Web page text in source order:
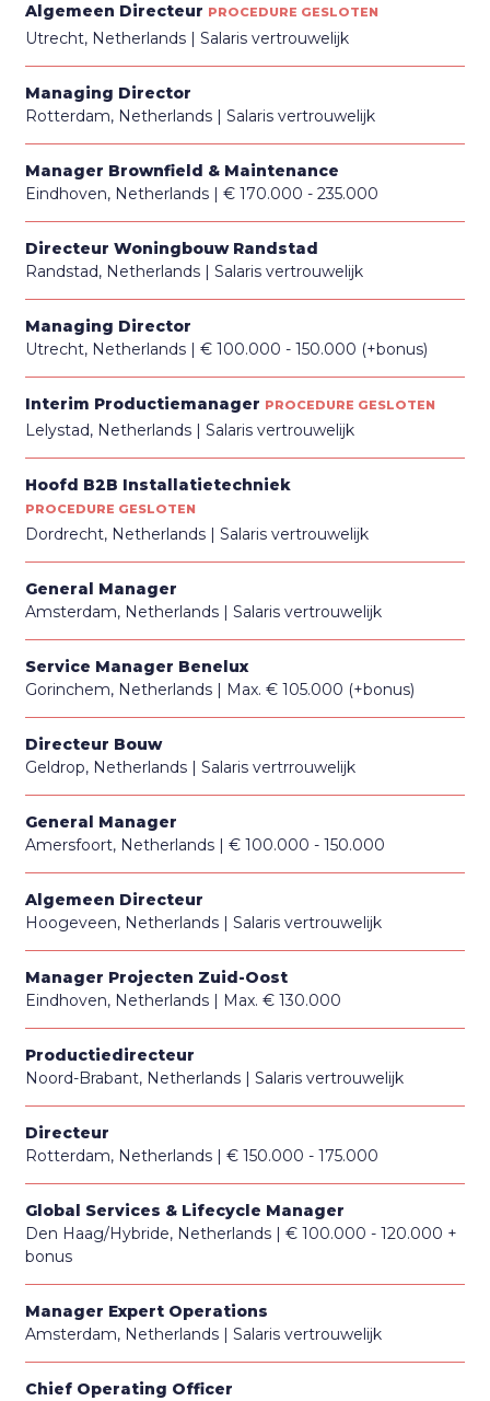
Algemeen Directeur PROCEDURE GESLOTEN
Utrecht, Netherlands Salaris vertrouwelijk
Managing Director
Rotterdam, Netherlands
Salaris vertrouwelijk
Manager Brownfield & Maintenance
Eindhoven, Netherlands
€ 170.000 - 235.000
Directeur Woningbouw Randstad
Randstad, Netherlands
Salaris vertrouwelijk
Managing Director
Utrecht, Netherlands
€ 100.000 - 150.000 (+bonus)
Interim Productiemanager PROCEDURE GESLOTEN
Lelystad, Netherlands Salaris vertrouwelijk
Hoofd B2B Installatietechniek
PROCEDURE GESLOTEN
Dordrecht, Netherlands Salaris vertrouwelijk
General Manager
Amsterdam, Netherlands
Salaris vertrouwelijk
Service Manager Benelux
Gorinchem, Netherlands
Max. € 105.000 (+bonus)
Directeur Bouw
Geldrop, Netherlands
Salaris vertrrouwelijk
General Manager
Amersfoort, Netherlands
€ 100.000 - 150.000
Algemeen Directeur
Hoogeveen, Netherlands
Salaris vertrouwelijk
Manager Projecten Zuid-Oost
Eindhoven, Netherlands
Max. € 130.000
Productiedirecteur
Noord-Brabant, Netherlands
Salaris vertrouwelijk
Directeur
Rotterdam, Netherlands
€ 150.000 - 175.000
Global Services & Lifecycle Manager
Den Haag/Hybride, Netherlands
€ 100.000 - 120.000 +
bonus
Manager Expert Operations
Amsterdam, Netherlands
Salaris vertrouwelijk
Chief Operating Officer